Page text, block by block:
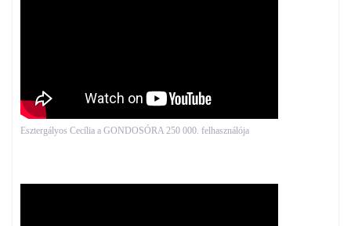
Esztergályos Cecília a GONDOSÓRA 250 000. felhasználója